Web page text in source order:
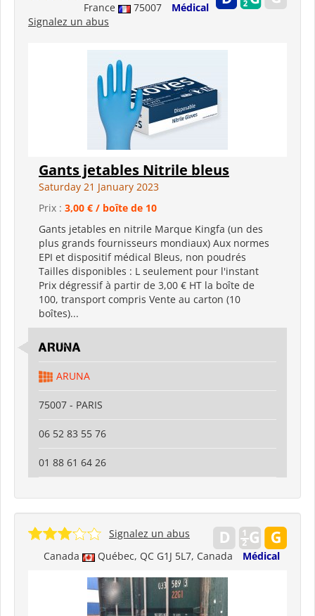
France 75007
Médical
Signalez un abus
Gants jetables Nitrile bleus
Saturday 21 January 2023
Prix : 3,00 € / boîte de 10
Gants jetables en nitrile Marque Kingfa (un des
plus grands fournisseurs mondiaux) Aux normes
EPI et dispositif médical Bleus, non poudrés
Tailles disponibles : L seulement pour l'instant
Prix dégressif à partir de 3,00 € HT la boîte de
100, transport compris Vente au carton (10
boîtes)...
ARUNA
ARUNA
75007 - PARIS
06 52 83 55 76
01 88 61 64 26
Canada Québec, QC G1J 5L7, Canada Médical
Signalez un abus